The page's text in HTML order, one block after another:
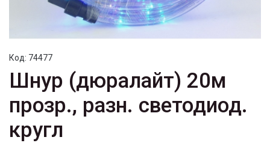
Код: 74477
Шнур (дюралайт) 20м
прозр., разн. светодиод.
кругл